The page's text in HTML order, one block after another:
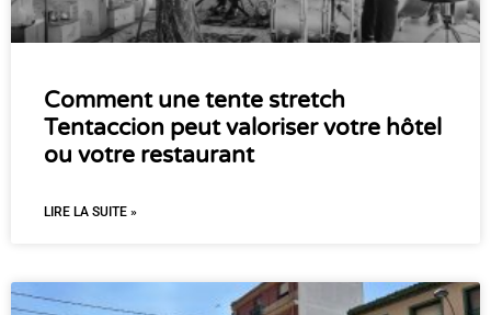
Comment une tente stretch
Tentaccion peut valoriser votre hôtel
ou votre restaurant
LIRE LA SUITE »